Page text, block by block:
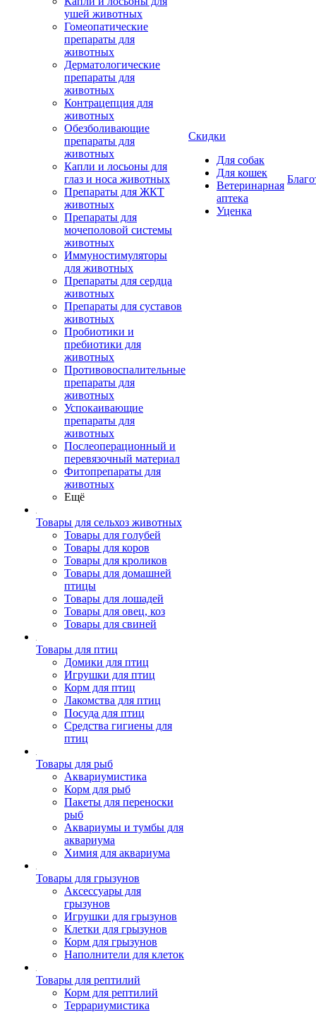
ушей животных
Гомеопатические
препараты для
животных
Дерматологические
препараты для
животных
Контрацепция для
животных
Обезболивающие
препараты для
животных
Капли и лосьоны для
глаз и носа животных
Препараты для ЖКТ
животных
Препараты для
мочеполовой системы
животных
Иммуностимуляторы
для животных
Препараты для сердца
животных
Препараты для суставов
животных
Пробиотики и
пребиотики для
животных
Противовоспалительные
препараты для
животных
Успокаивающие
препараты для
животных
Послеоперационный и
перевязочный материал
Фитопрепараты для
животных
Ещё
Товары для сельхоз животных
Товары для голубей
Товары для коров
Товары для кроликов
Товары для домашней
птицы
Товары для лошадей
Товары для овец, коз
Товары для свиней
Товары для птиц
Домики для птиц
Игрушки для птиц
Корм для птиц
Лакомства для птиц
Посуда для птиц
Средства гигиены для
птиц
Товары для рыб
Аквариумистика
Корм для рыб
Пакеты для переноски
рыб
Аквариумы и тумбы для
аквариума
Химия для аквариума
Товары для грызунов
Аксессуары для
грызунов
Игрушки для грызунов
Клетки для грызунов
Корм для грызунов
Наполнители для клеток
Товары для рептилий
Корм для рептилий
Террариумистика
Скидки
Для собак
Для кошек
Ветеринарная
аптека
Уценка